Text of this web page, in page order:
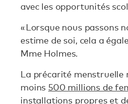
avec les opportunités
« Lorsque nous passons
estime de soi, cela a
Mme Holmes.
La précarité menstruelle
moins 500 millions de
installations propres et